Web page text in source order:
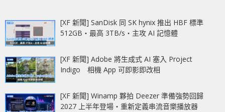
[XF 新聞] SanDisk 同 SK hynix 推出 HBF 標準
512GB‧最高 3TB/s‧主攻 AI 記憶體
[XF 新聞] Adobe 將生成式 AI 塞入 Project
Indigo 相機 App 可即影即改相
[XF 新聞] Winamp 夥拍 Deezer 準備強勢回歸
2027 上半年登場‧重新定義串流音樂播放器